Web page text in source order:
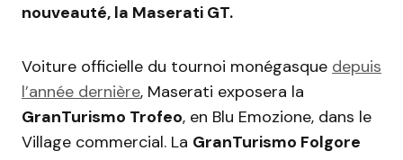
nouveauté, la Maserati GT.
Voiture officielle du tournoi monégasque depuis
l’année dernière, Maserati exposera la
GranTurismo Trofeo, en Blu Emozione, dans le
Village commercial. La GranTurismo Folgore